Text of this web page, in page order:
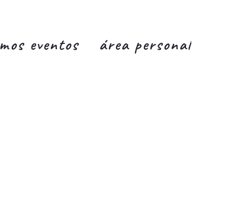
eventos área personal